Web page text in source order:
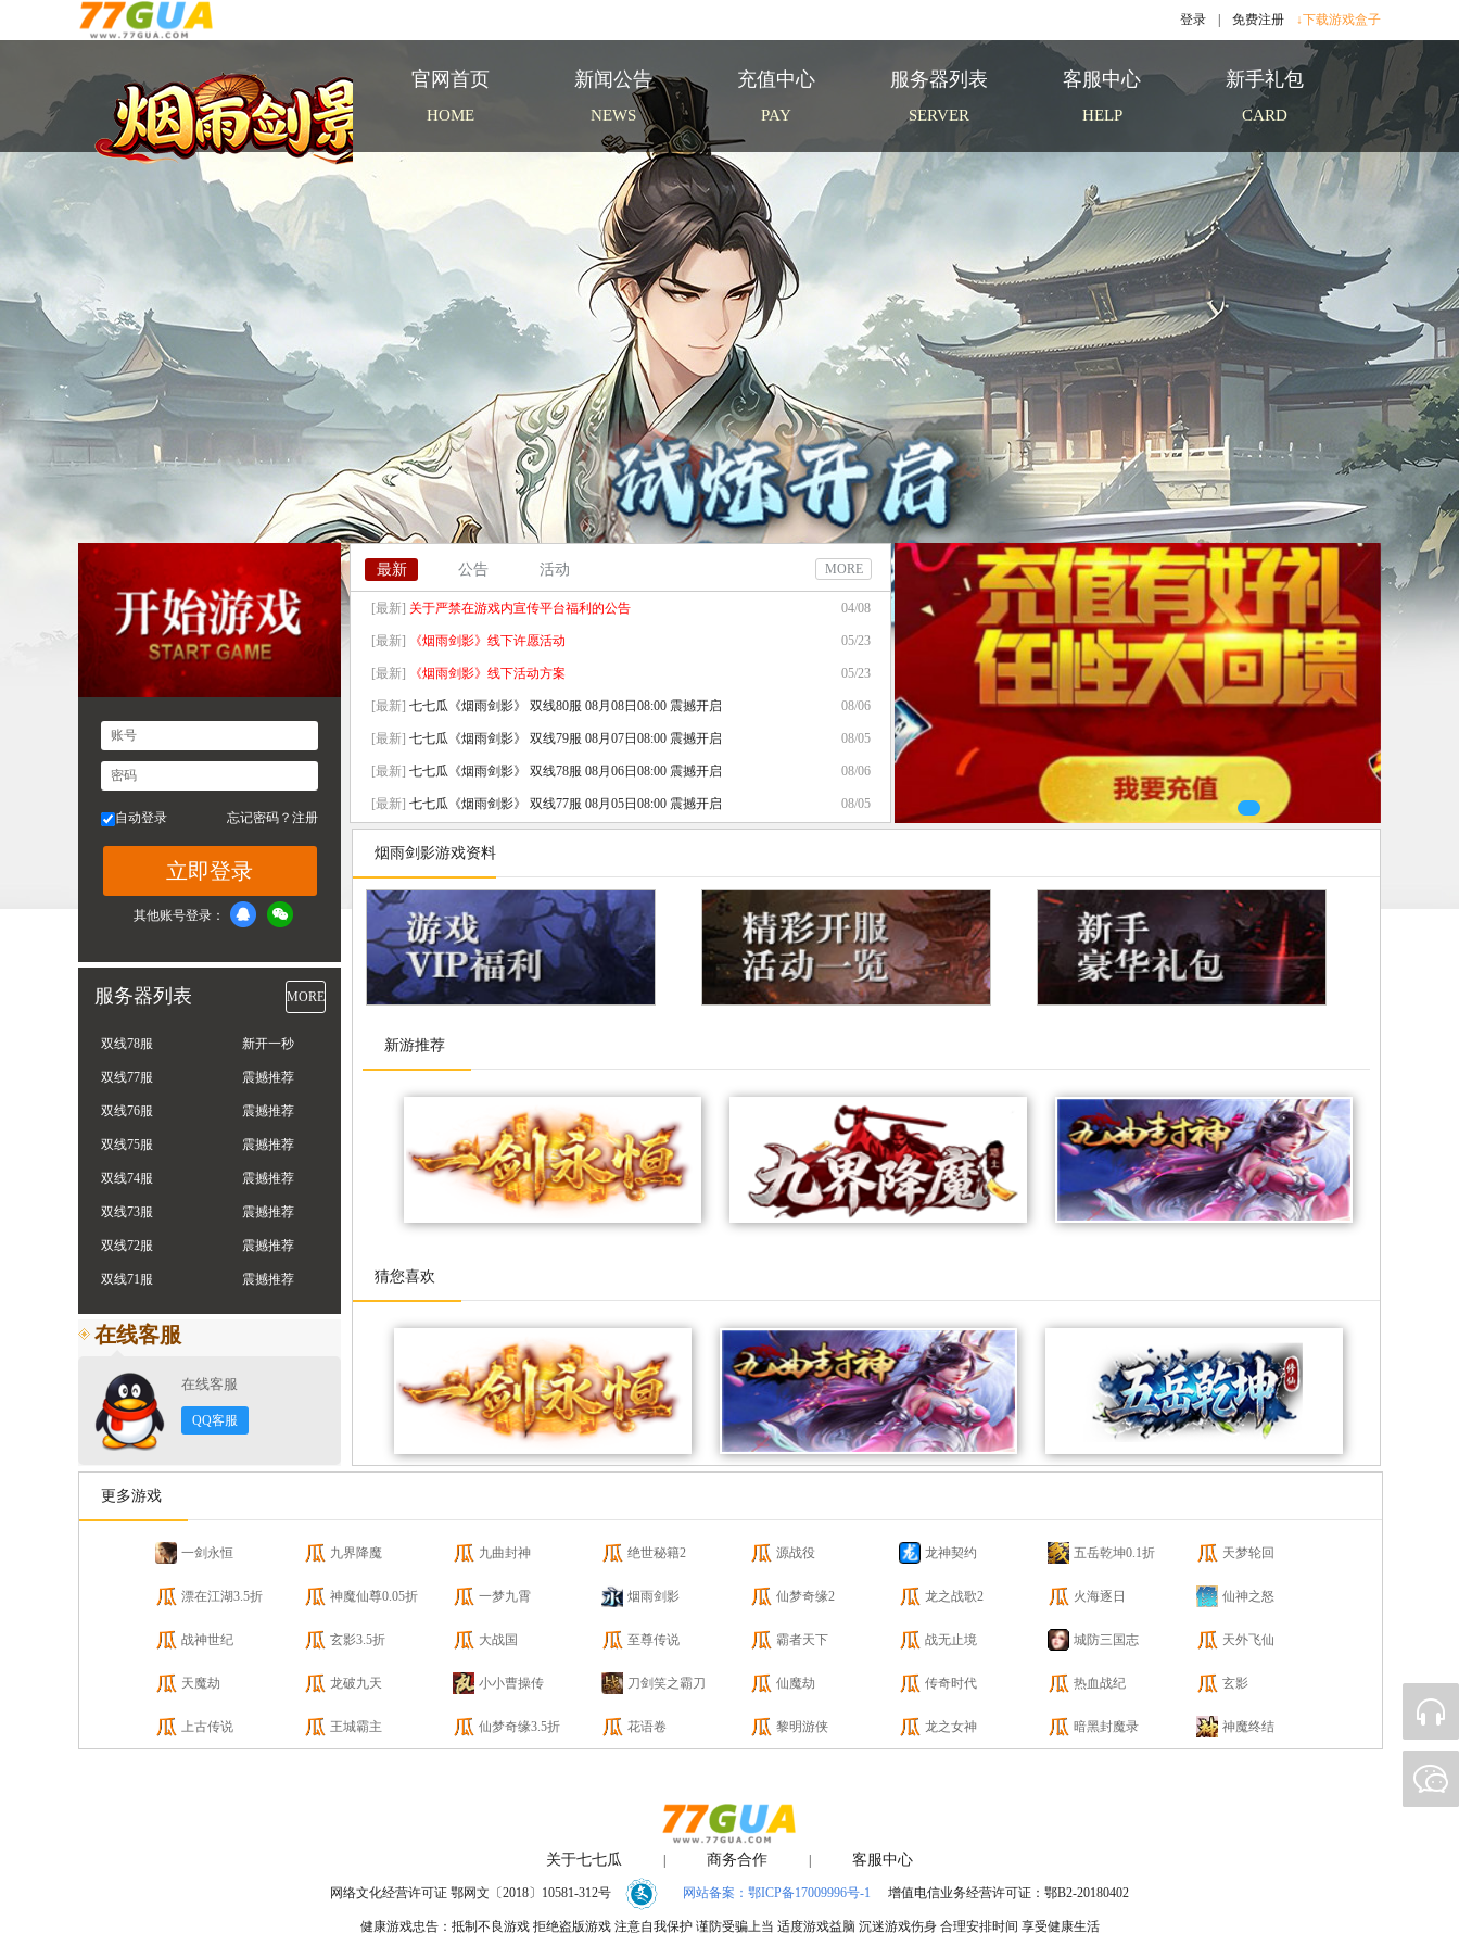
登录 免费注册 ↓下载游戏盒子
官网首页
HOME
新闻公告
NEWS
充值中心
PAY
服务器列表
SERVER
客服中心
HELP
新手礼包
CARD
账号
密码
自动登录 注册
忘记密码？
立即登录
其他账号登录：
服务器列表 MORE
双线78服 新开一秒
双线77服 震撼推荐
双线76服 震撼推荐
双线75服 震撼推荐
双线74服 震撼推荐
双线73服 震撼推荐
双线72服 震撼推荐
双线71服 震撼推荐
在线客服
在线客服
QQ客服
最新 公告 活动 MORE
[最新] 关于严禁在游戏内宣传平台福利的公告 04/08
[最新] 《烟雨剑影》线下许愿活动 05/23
[最新] 《烟雨剑影》线下活动方案 05/23
[最新] 七七瓜《烟雨剑影》 双线80服 08月08日08:00 震撼开启 08/06
[最新] 七七瓜《烟雨剑影》 双线79服 08月07日08:00 震撼开启 08/05
[最新] 七七瓜《烟雨剑影》 双线78服 08月06日08:00 震撼开启 08/06
[最新] 七七瓜《烟雨剑影》 双线77服 08月05日08:00 震撼开启 08/05
[最新] 七七瓜《烟雨剑影》 双线74服 08月02日08:00 震撼开启 08/02
烟雨剑影游戏资料
新游推荐
猜您喜欢
更多游戏
一剑永恒 九界降魔 九曲封神 绝世秘籍2 源战役 龙神契约 五岳乾坤0.1折 天梦轮回
漂在江湖3.5折 神魔仙尊0.05折 一梦九霄 烟雨剑影 仙梦奇缘2 龙之战歌2 火海逐日 仙神之怒
战神世纪 玄影3.5折 大战国 至尊传说 霸者天下 战无止境 城防三国志 天外飞仙
天魔劫 龙破九天 小小曹操传 刀剑笑之霸刀 仙魔劫 传奇时代 热血战纪 玄影
上古传说 王城霸主 仙梦奇缘3.5折 花语卷 黎明游侠 龙之女神 暗黑封魔录 神魔终结
关于七七瓜 商务合作 客服中心
网络文化经营许可证 鄂网文〔2018〕10581-312号 网站备案：鄂ICP备17009996号-1 增值电信业务经营许可证：鄂B2-20180402
健康游戏忠告：抵制不良游戏 拒绝盗版游戏 注意自我保护 谨防受骗上当 适度游戏益脑 沉迷游戏伤身 合理安排时间 享受健康生活